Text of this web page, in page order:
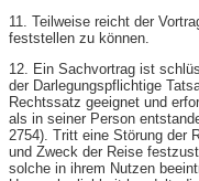
11. Teilweise reicht der
feststellen zu können.
12. Ein Sachvortrag ist
der Darlegungspflichtige
Rechtssatz geeignet und
als in seiner Person
2754). Tritt eine Störung der
und Zweck der Reise
solche in ihrem Nutzen